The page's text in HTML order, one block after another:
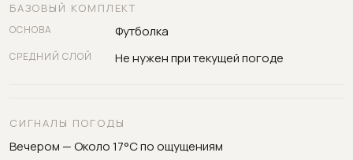
БАЗОВЫЙ КОМПЛЕКТ
ОСНОВА Футболка
СРЕДНИЙ СЛОЙ Не нужен при текущей погоде
СИГНАЛЫ ПОГОДЫ
Вечером — Около 17°C по ощущениям